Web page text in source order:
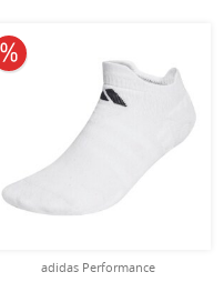
adidas Performance
10% reduziert